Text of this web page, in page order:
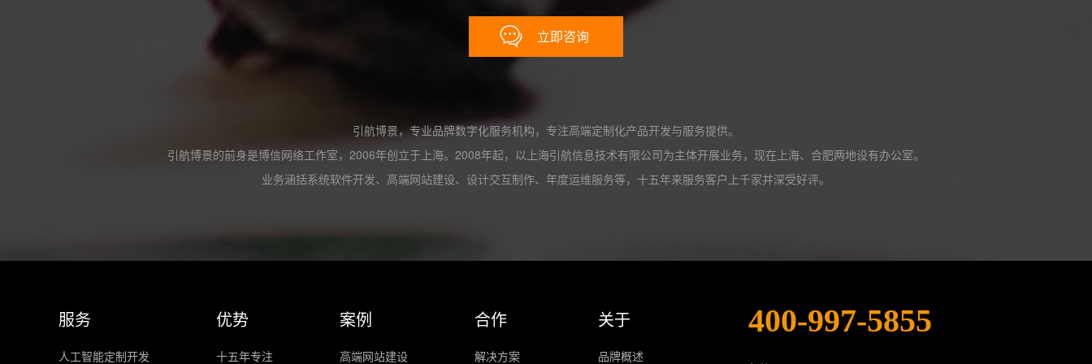
立即咨询
引航博景，专业品牌数字化服务机构，专注高端定制化产品开发与服务提供。
引航博景的前身是博信网络工作室，2006年创立于上海。2008年起，以上海引航信息技术有限公司为主体开展业务，现在上海、合肥两地设有办公室。
业务涵括系统软件开发、高端网站建设、设计交互制作、年度运维服务等，十五年来服务客户上千家并深受好评。
服务
人工智能定制开发
优势
十五年专注
案例
高端网站建设
合作
解决方案
关于
品牌概述
400-997-5855